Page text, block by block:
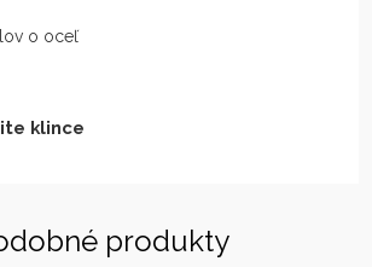
o oceľ
klince
produkty